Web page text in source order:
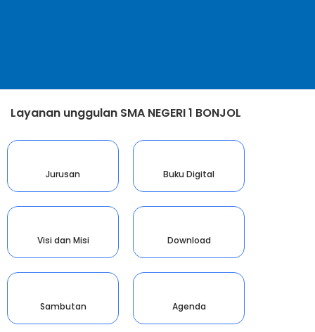
Layanan unggulan SMA NEGERI 1 BONJOL
Jurusan Buku Digital
Visi dan Misi Download
Sambutan Agenda